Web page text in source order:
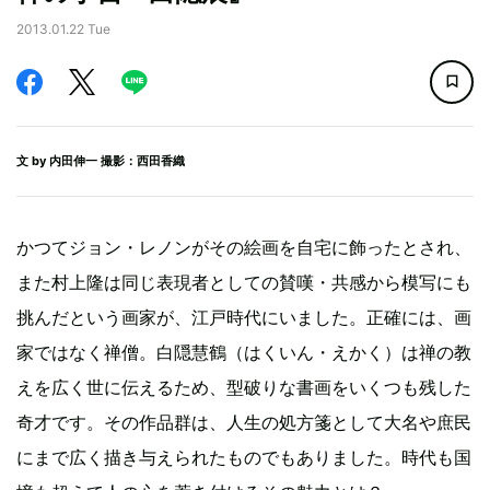
2013.01.22 Tue
文 by 内田伸一 撮影：西田香織
かつてジョン・レノンがその絵画を自宅に飾ったとされ、
また村上隆は同じ表現者としての賛嘆・共感から模写にも
挑んだという画家が、江戸時代にいました。正確には、画
家ではなく禅僧。白隠慧鶴（はくいん・えかく）は禅の教
えを広く世に伝えるため、型破りな書画をいくつも残した
奇才です。その作品群は、人生の処方箋として大名や庶民
にまで広く描き与えられたものでもありました。時代も国